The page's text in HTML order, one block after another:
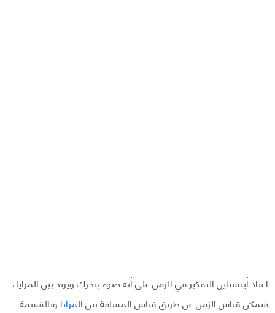
اعتاد أينشتاين التفكير في الزمن على أنه ضوء يتحرك ويرتد بين المرايا،
فيمكن قياس الزمن عن طريق قياس المسافة بينالمرايا وبالقسمة